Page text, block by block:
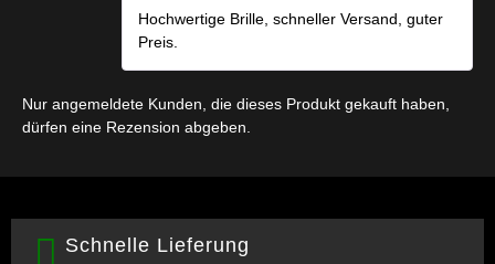
Hochwertige Brille, schneller Versand, guter
Preis.
Nur angemeldete Kunden, die dieses Produkt gekauft haben,
dürfen eine Rezension abgeben.
Schnelle Lieferung